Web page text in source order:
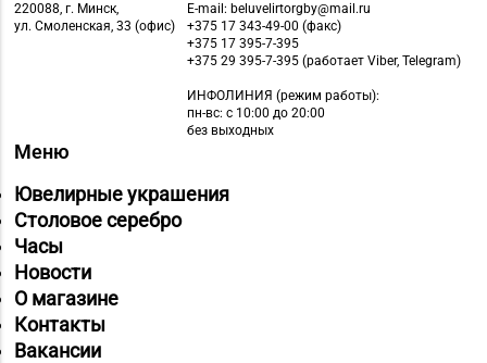
220088, г. Минск,
ул. Смоленская, 33 (офис)
E-mail: beluvelirtorgby@mail.ru
+375 17 343-49-00 (факс)
+375 17 395-7-395
+375 29 395-7-395 (работает Viber, Telegram)
ИНФОЛИНИЯ (режим работы):
пн-вс: с 10:00 до 20:00
без выходных
Меню
Ювелирные украшения
Столовое серебро
Часы
Новости
О магазине
Контакты
Вакансии